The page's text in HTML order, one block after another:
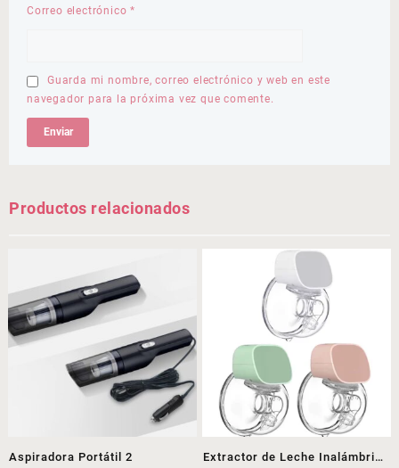
Correo electrónico*
Guarda mi nombre, correo electrónico y web en este
navegador para la próxima vez que comente.
Productos relacionados
Aspiradora Portátil 2
Extractor de Leche Inalámbrico